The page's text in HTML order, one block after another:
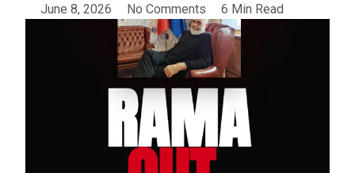
June 8, 2026 No Comments 6 Min Read